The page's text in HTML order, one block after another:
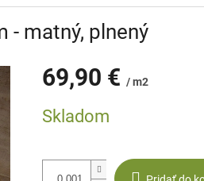
- matný, plnený
69,90 € / m2
cena:
Skladom